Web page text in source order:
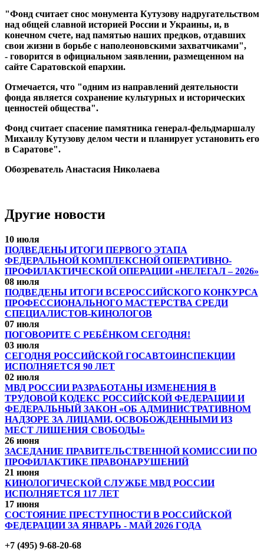
"Фонд считает снос монумента Кутузову надругательством
над общей славной историей России и Украины, и, в
конечном счете, над памятью наших предков, отдавших
свои жизни в борьбе с наполеоновскими захватчиками",
- говорится в официальном заявлении, размещенном на
сайте Саратовской епархии.
Отмечается, что "одним из направлений деятельности
фонда является сохранение культурных и исторических
ценностей общества".
Фонд считает спасение памятника генерал-фельдмаршалу
Михаилу Кутузову делом чести и планирует установить его
в Саратове".
Обозреватель Анастасия Николаева
Другие новости
10 июля
ПОДВЕДЕНЫ ИТОГИ ПЕРВОГО ЭТАПА
ФЕДЕРАЛЬНОЙ КОМПЛЕКСНОЙ ОПЕРАТИВНО-
ПРОФИЛАКТИЧЕСКОЙ ОПЕРАЦИИ «НЕЛЕГАЛ – 2026»
08 июля
ПОДВЕДЕНЫ ИТОГИ ВСЕРОССИЙСКОГО КОНКУРСА
ПРОФЕССИОНАЛЬНОГО МАСТЕРСТВА СРЕДИ
СПЕЦИАЛИСТОВ-КИНОЛОГОВ
07 июля
ПОГОВОРИТЕ С РЕБЁНКОМ СЕГОДНЯ!
03 июля
СЕГОДНЯ РОССИЙСКОЙ ГОСАВТОИНСПЕКЦИИ
ИСПОЛНЯЕТСЯ 90 ЛЕТ
02 июля
МВД РОССИИ РАЗРАБОТАНЫ ИЗМЕНЕНИЯ В
ТРУДОВОЙ КОДЕКС РОССИЙСКОЙ ФЕДЕРАЦИИ И
ФЕДЕРАЛЬНЫЙ ЗАКОН «ОБ АДМИНИСТРАТИВНОМ
НАДЗОРЕ ЗА ЛИЦАМИ, ОСВОБОЖДЕННЫМИ ИЗ
МЕСТ ЛИШЕНИЯ СВОБОДЫ»
26 июня
ЗАСЕДАНИЕ ПРАВИТЕЛЬСТВЕННОЙ КОМИССИИ ПО
ПРОФИЛАКТИКЕ ПРАВОНАРУШЕНИЙ
21 июня
КИНОЛОГИЧЕСКОЙ СЛУЖБЕ МВД РОССИИ
ИСПОЛНЯЕТСЯ 117 ЛЕТ
17 июня
СОСТОЯНИЕ ПРЕСТУПНОСТИ В РОССИЙСКОЙ
ФЕДЕРАЦИИ ЗА ЯНВАРЬ - МАЙ 2026 ГОДА
+7 (495) 9-68-20-68